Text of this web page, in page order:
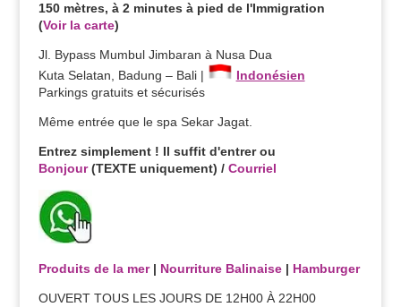
150 mètres, à 2 minutes à pied de l'Immigration
(Voir la carte)
Jl. Bypass Mumbul Jimbaran à Nusa Dua
Kuta Selatan, Badung – Bali |
Indonésien
Parkings gratuits et sécurisés
Même entrée que le spa Sekar Jagat.
Entrez simplement ! Il suffit d'entrer ou
Bonjour(TEXTE uniquement) / Courriel
Produits de la mer| Nourriture Balinaise | Hamburger
OUVERT TOUS LES JOURS DE 12H00 À 22H00